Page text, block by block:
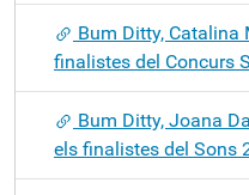
ó
Bum Ditty, Catalina
finalistes del Concurs
Bum Ditty, Joana
els finalistes del Sons